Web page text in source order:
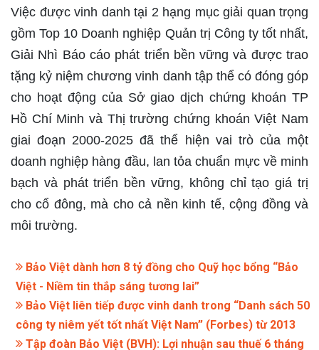
Việc được vinh danh tại 2 hạng mục giải quan trọng
gồm Top 10 Doanh nghiệp Quản trị Công ty tốt nhất,
Giải Nhì Báo cáo phát triển bền vững và được trao
tặng kỷ niệm chương vinh danh tập thể có đóng góp
cho hoạt động của Sở giao dịch chứng khoán TP
Hồ Chí Minh và Thị trường chứng khoán Việt Nam
giai đoạn 2000-2025 đã thể hiện vai trò của một
doanh nghiệp hàng đầu, lan tỏa chuẩn mực về minh
bạch và phát triển bền vững, không chỉ tạo giá trị
cho cổ đông, mà cho cả nền kinh tế, cộng đồng và
môi trường.
Bảo Việt dành hơn 8 tỷ đồng cho Quỹ học bổng “Bảo
Việt - Niềm tin thắp sáng tương lai”
Bảo Việt liên tiếp được vinh danh trong “Danh sách 50
công ty niêm yết tốt nhất Việt Nam” (Forbes) từ 2013
Tập đoàn Bảo Việt (BVH): Lợi nhuận sau thuế 6 tháng